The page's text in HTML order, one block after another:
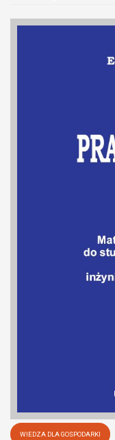
WIEDZA DLA GOSPODARKI